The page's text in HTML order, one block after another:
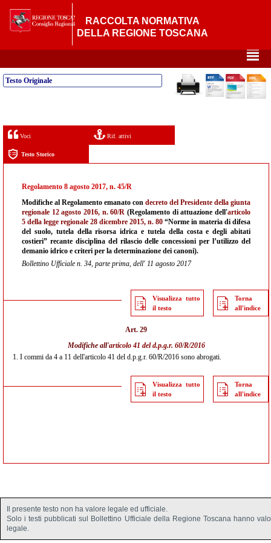
RACCOLTA NORMATIVA
DELLA REGIONE TOSCANA
²
Testo Originale
Voci Rif. attivi
Testo Storico
Regolamento 8 agosto 2017, n. 45/R
Modifiche al Regolamento emanato con decreto del Presidente della giunta
regionale 12 agosto 2016, n. 60/R (Regolamento di attuazione dell'articolo
5 della legge regionale 28 dicembre 2015, n. 80 “Norme in materia di difesa
del suolo, tutela della risorsa idrica e tutela della costa e degli abitati
costieri” recante disciplina del rilascio delle concessioni per l’utilizzo del
demanio idrico e criteri per la determinazione dei canoni).
Bollettino Ufficiale n. 34, parte prima, dell' 11 agosto 2017
Visualizza tutto
il testo
Torna
all'indice
Art. 29
Modifiche all'articolo 41 del d.p.g.r. 60/R/2016
1. I commi da 4 a 11 dell'articolo 41 del d.p.g.r. 60/R/2016 sono abrogati.
Visualizza tutto
il testo
Torna
all'indice
Il presente testo non ha valore legale ed ufficiale.
Solo i testi pubblicati sul Bollettino Ufficiale della Regione Toscana hanno
legale.